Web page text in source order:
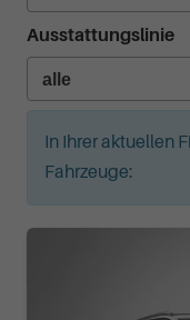
Ausstattungslinie
In Ihrer aktuellen
Fahrzeuge: